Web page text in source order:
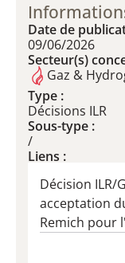
Date de
09/06/2026
Secteur(s)
Gaz &
Type :
Décisions ILR
Sous-type :
/
Liens :
Décision ILR/
acceptation
Remich pour